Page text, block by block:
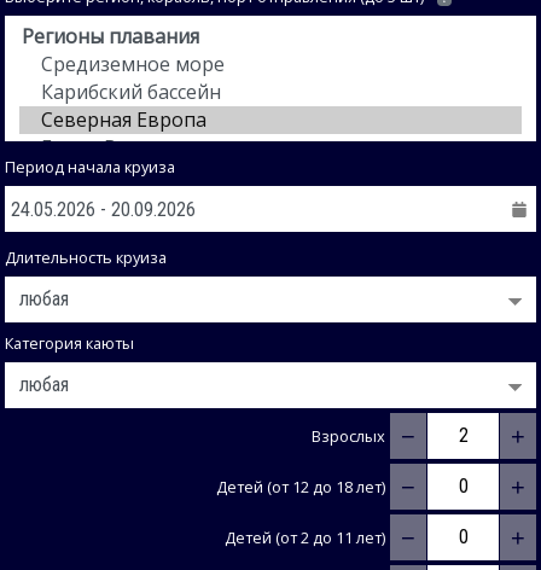
Период начала круиза
Длительность круиза
Категория каюты
Взрослых − +
Детей (от 12 до 18 лет) − +
Детей (от 2 до 11 лет) − +